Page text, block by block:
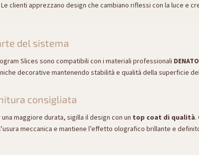
Le clienti apprezzano design che cambiano riflessi con la luce e
del sistema
Slices sono compatibili con i materiali professionali DENATO
decorative mantenendo stabilità e qualità della superficie
consigliata
una maggiore durata, sigilla il design con un top coat di qualità.
meccanica e mantiene l’effetto olografico brillante e